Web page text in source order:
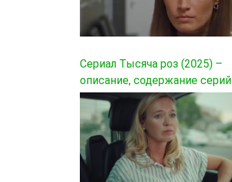
Сериал Тысяча роз (2025) –
описание, содержание серий